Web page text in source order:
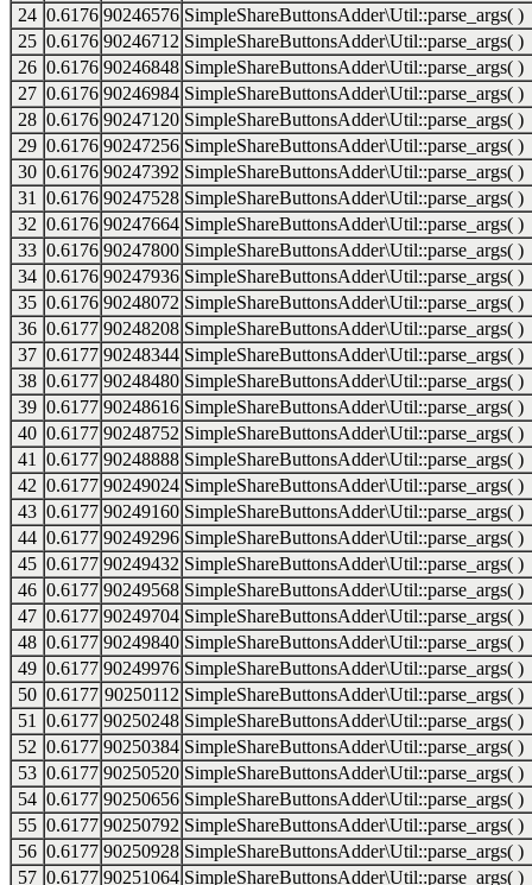
24 0.6176 90246576 SimpleShareButtonsAdder\Util::parse_args( )
25 0.6176 90246712 SimpleShareButtonsAdder\Util::parse_args( )
26 0.6176 90246848 SimpleShareButtonsAdder\Util::parse_args( )
27 0.6176 90246984 SimpleShareButtonsAdder\Util::parse_args( )
28 0.6176 90247120 SimpleShareButtonsAdder\Util::parse_args( )
29 0.6176 90247256 SimpleShareButtonsAdder\Util::parse_args( )
30 0.6176 90247392 SimpleShareButtonsAdder\Util::parse_args( )
31
0.6176 90247528 SimpleShareButtonsAdder\Util::parse_args( )
32 0.6176 90247664 SimpleShareButtonsAdder\Util::parse_args( )
33 0.6176 90247800 SimpleShareButtonsAdder\Util::parse_args( )
34 0.6176 90247936 SimpleShareButtonsAdder\Util::parse_args( )
35 0.6176 90248072 SimpleShareButtonsAdder\Util::parse_args( )
36 0.6177 90248208 SimpleShareButtonsAdder\Util::parse_args( )
37 0.6177 90248344 SimpleShareButtonsAdder\Util::parse_args( )
38 0.6177 90248480 SimpleShareButtonsAdder\Util::parse_args( )
39 0.6177 90248616 SimpleShareButtonsAdder\Util::parse_args( )
40 0.6177 90248752 SimpleShareButtonsAdder\Util::parse_args( )
41
0.6177 90248888 SimpleShareButtonsAdder\Util::parse_args( )
42 0.6177 90249024 SimpleShareButtonsAdder\Util::parse_args( )
43 0.6177 90249160 SimpleShareButtonsAdder\Util::parse_args( )
44 0.6177 90249296 SimpleShareButtonsAdder\Util::parse_args( )
45 0.6177 90249432 SimpleShareButtonsAdder\Util::parse_args( )
46 0.6177 90249568 SimpleShareButtonsAdder\Util::parse_args( )
47 0.6177 90249704 SimpleShareButtonsAdder\Util::parse_args( )
48 0.6177 90249840 SimpleShareButtonsAdder\Util::parse_args( )
49 0.6177 90249976 SimpleShareButtonsAdder\Util::parse_args( )
50 0.6177 90250112 SimpleShareButtonsAdder\Util::parse_args( )
51
0.6177 90250248 SimpleShareButtonsAdder\Util::parse_args( )
52 0.6177 90250384 SimpleShareButtonsAdder\Util::parse_args( )
53 0.6177 90250520 SimpleShareButtonsAdder\Util::parse_args( )
54 0.6177 90250656 SimpleShareButtonsAdder\Util::parse_args( )
55 0.6177 90250792 SimpleShareButtonsAdder\Util::parse_args( )
56 0.6177 90250928 SimpleShareButtonsAdder\Util::parse_args( )
57 0.6177 90251064 SimpleShareButtonsAdder\Util::parse_args( )